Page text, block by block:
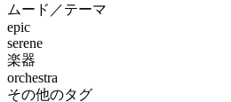
ムード／テーマ
epic
serene
楽器
orchestra
その他のタグ